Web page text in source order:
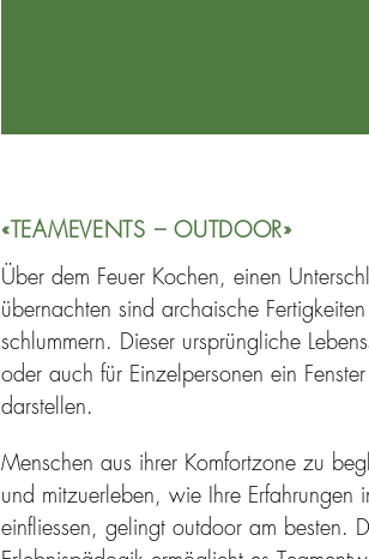
«TEAMEVENTS – OUTDOOR»
Über dem Feuer Kochen, einen
übernachten sind archaische
schlummern. Dieser ursprüngliche
oder auch für Einzelpersonen ein
darstellen.
Menschen aus ihrer Komfortzone zu
und mitzuerleben, wie Ihre Erfahrungen
einfliessen, gelingt outdoor am besten.